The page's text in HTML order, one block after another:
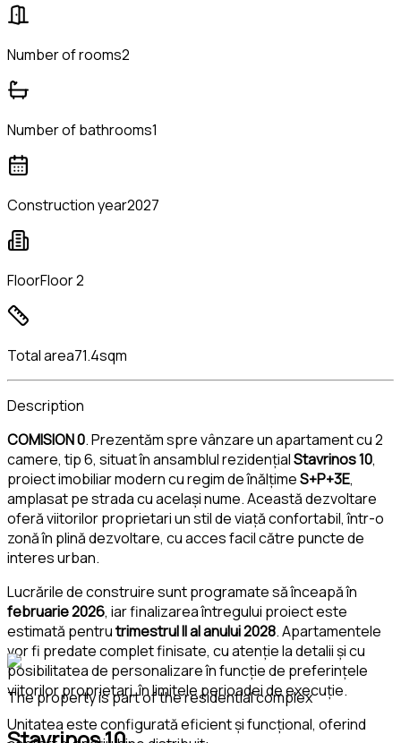
Number of rooms2
Number of bathrooms1
Construction year2027
FloorFloor 2
Total area71.4sqm
Description
COMISION 0. Prezentăm spre vânzare un apartament cu 2
camere, tip 6, situat în ansamblul rezidențialStavrinos 10,
proiect imobiliar modern cu regim de înălțimeS+P+3E,
amplasat pe strada cu același nume. Această dezvoltare
oferă viitorilor proprietari un stil de viață confortabil, într-o
zonă în plină dezvoltare, cu acces facil către puncte de
interes urban.
Lucrările de construire sunt programate să înceapă în
februarie 2026, iar finalizarea întregului proiect este
estimată pentrutrimestrul II al anului 2028. Apartamentele
vor fi predate complet finisate, cu atenție la detalii și cu
posibilitatea de personalizare în funcție de preferințele
viitorilor proprietari, în limitele perioadei de execuție.
Unitatea este configurată eficient și funcțional, oferind
The property is part of the residential complex